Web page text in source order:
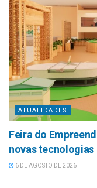
ATUALIDADES
Feira do
novas
6 DE AGOSTO DE 2026